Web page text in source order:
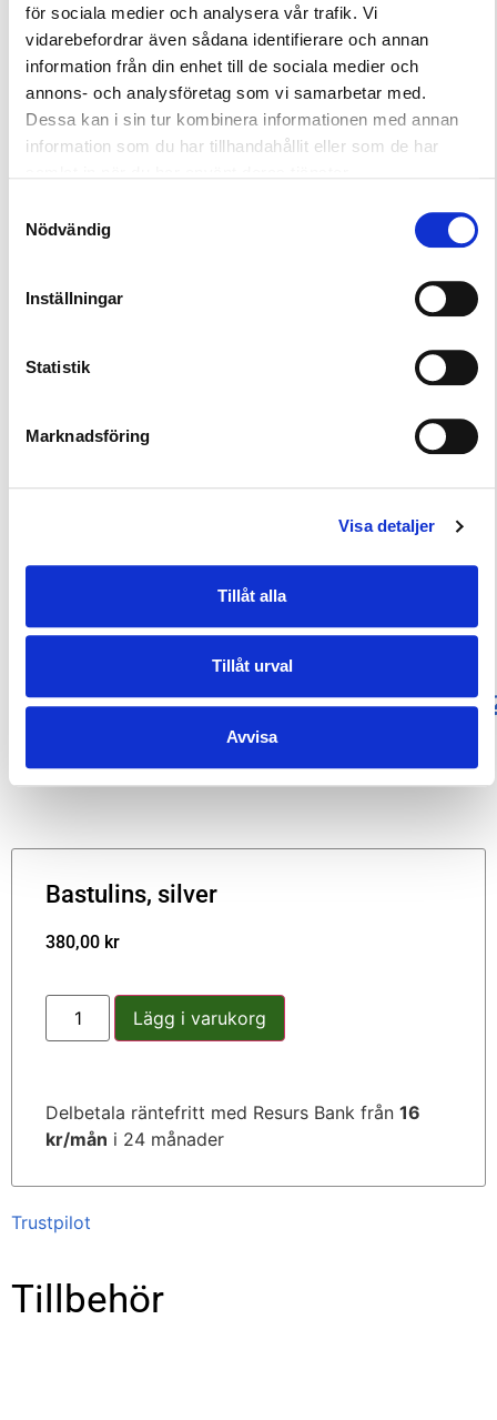
för sociala medier och analysera vår trafik. Vi
vidarebefordrar även sådana identifierare och annan
information från din enhet till de sociala medier och
annons- och analysföretag som vi samarbetar med.
Dessa kan i sin tur kombinera informationen med annan
information som du har tillhandahållit eller som de har
Nödvändig
Inställningar
Statistik
Marknadsföring
Visa detaljer
Tillåt alla
Tillåt urval
Avvisa
SHL kan enkelt kopplas direkt i LedLite -seriens
kopplingsbox. Transformator ingår ej.
FÖRPACKNINGENS INNEHÅLL:
– LED-lampa med speciallins
– Kabelserie
– Spänning: 12 V DC
Produktkort klicka på filen:
http://se.oversol.fi/www/
Bastulins, silver
380,00 kr
Lägg i varukorg
Delbetala räntefritt med Resurs Bank från 16
kr/mån i 24 månader
Trustpilot
Tillbehör